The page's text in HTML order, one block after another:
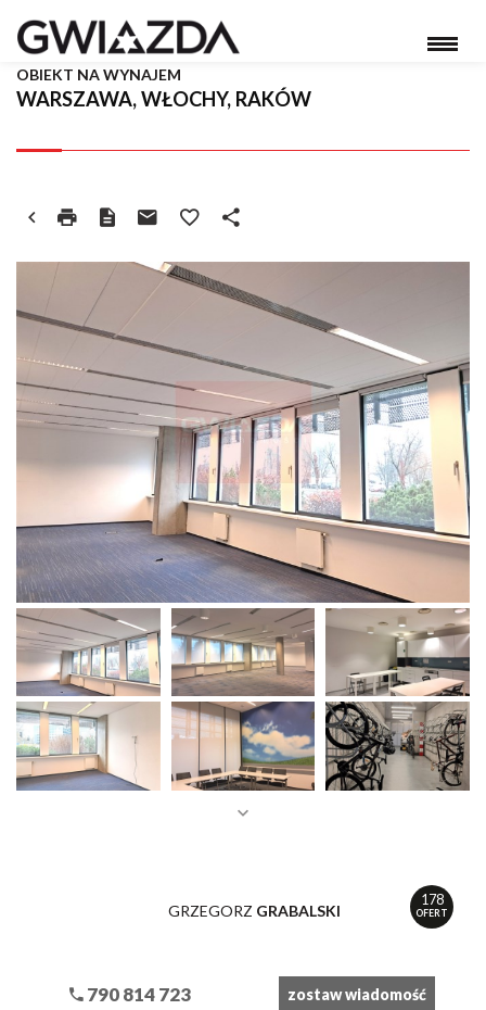
WARSZAWA, WŁOCHY, RAKÓW
OBIEKT NA WYNAJEM
178
OFERT
GRZEGORZ GRABALSKI
790 814 723
zostaw wiadomość